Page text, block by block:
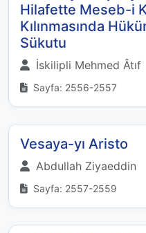
Hilafette Meseb-i
Kılınmasında
Sükutu
İskilipli Mehmed Âtıf
Sayfa: 2556-2557
Vesaya-yı Aristo
Abdullah Ziyaeddin
Sayfa: 2557-2559